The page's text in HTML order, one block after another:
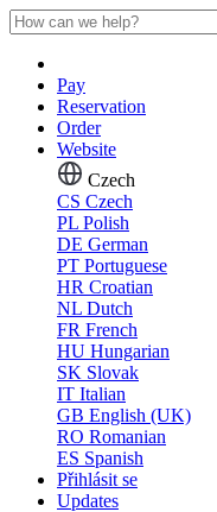
Pay
Reservation
Order
Website
Czech
CS Czech
PL Polish
DE German
PT Portuguese
HR Croatian
NL Dutch
FR French
HU Hungarian
SK Slovak
IT Italian
GB English (UK)
RO Romanian
ES Spanish
Přihlásit se
Updates